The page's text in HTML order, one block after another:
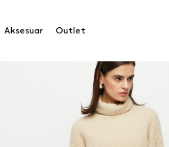
Aksesuar Outlet